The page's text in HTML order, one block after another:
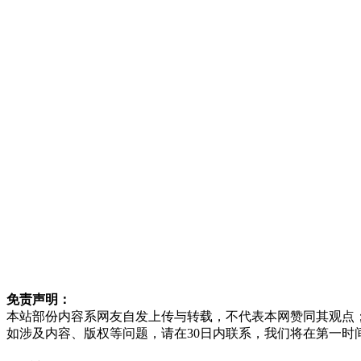
免责声明：
本站部份内容系网友自发上传与转载，不代表本网赞同其观点；
如涉及内容、版权等问题，请在30日内联系，我们将在第一时